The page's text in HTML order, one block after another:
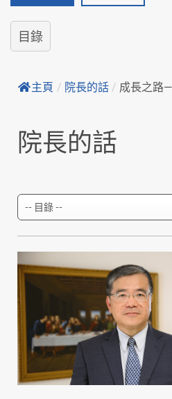
目錄
主頁 / 院長的話 / 成長之路
院長的話